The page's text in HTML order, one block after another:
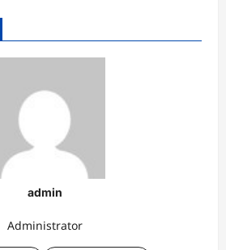
admin
Administrator